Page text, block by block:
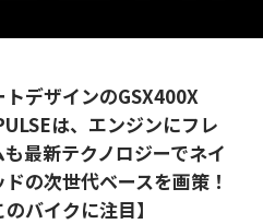
トデザインのGSX400X
は、エンジンにフレ
も最新テクノロジーでネイ
ドの次世代ベースを画策！
のバイクに注目】